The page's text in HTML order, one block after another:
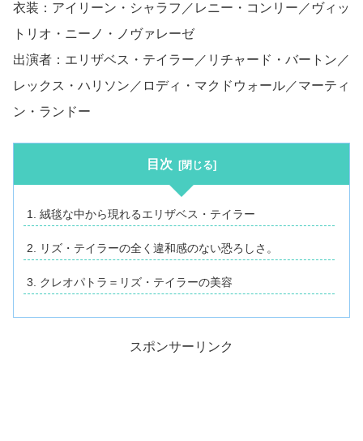
衣装：アイリーン・シャラフ／レニー・コンリー／ヴィッ
トリオ・ニーノ・ノヴァレーゼ
出演者：エリザベス・テイラー／リチャード・バートン／
レックス・ハリソン／ロディ・マクドウォール／マーティ
ン・ランドー
目次
絨毯な中から現れるエリザベス・テイラー
リズ・テイラーの全く違和感のない恐ろしさ。
クレオパトラ＝リズ・テイラーの美容
スポンサーリンク